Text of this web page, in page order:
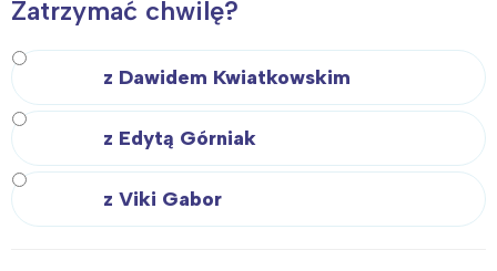
Zatrzymać chwilę?
z Dawidem Kwiatkowskim
z Edytą Górniak
z Viki Gabor